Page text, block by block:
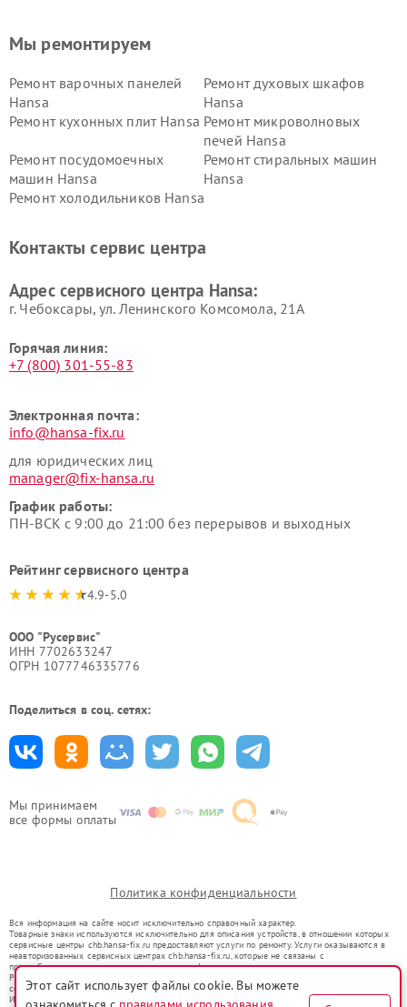
Мы принимаем
все формы оплаты
Мы ремонтируем
Ремонт варочных панелей
Hansa
Ремонт духовых шкафов
Hansa
Ремонт кухонных плит Hansa Ремонт микроволновых
печей Hansa
Ремонт посудомоечных
машин Hansa
Ремонт стиральных машин
Hansa
Ремонт холодильников Hansa
Контакты сервис центра
Адрес сервисного центра Hansa:
г. Чебоксары, ул. Ленинского Комсомола, 21А
Горячая линия:
+7 (800) 301-55-83
Электронная почта:
info@hansa-fix.ru
для юридических лиц
manager@fix-hansa.ru
График работы:
ПН-ВСК с 9:00 до 21:00 без перерывов и выходных
Рейтинг сервисного центра
4.9-5.0
ООО "Русервис"
ИНН 7702633247
ОГРН 1077746335776
Поделиться в соц. сетях:
Политика конфиденциальности
Вся информация на сайте носит исключительно справочный характер.
Товарные знаки используются исключительно для описания устройств, в отношении которых
сервисные центры chb.hansa-fix.ru предоставляют услуги по ремонту. Услуги оказываются в
неавторизованных сервисных центрах chb.hansa-fix.ru, которые не связаны с
правообладателями товарных знаков или их официальными представителями.
Ремонт осуществляется для устройств, уже введенных в гражданский оборот в соответствии
со статьей 1487 ГК РФ.
Использование товарных знаков не преследует цели индивидуализации услуг или введения
Этот сайт использует файлы cookie. Вы можете